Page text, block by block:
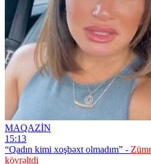
MAQAZİN
15:13
“Qadın kimi xoşbəxt olmadım” -
kövrəltdi